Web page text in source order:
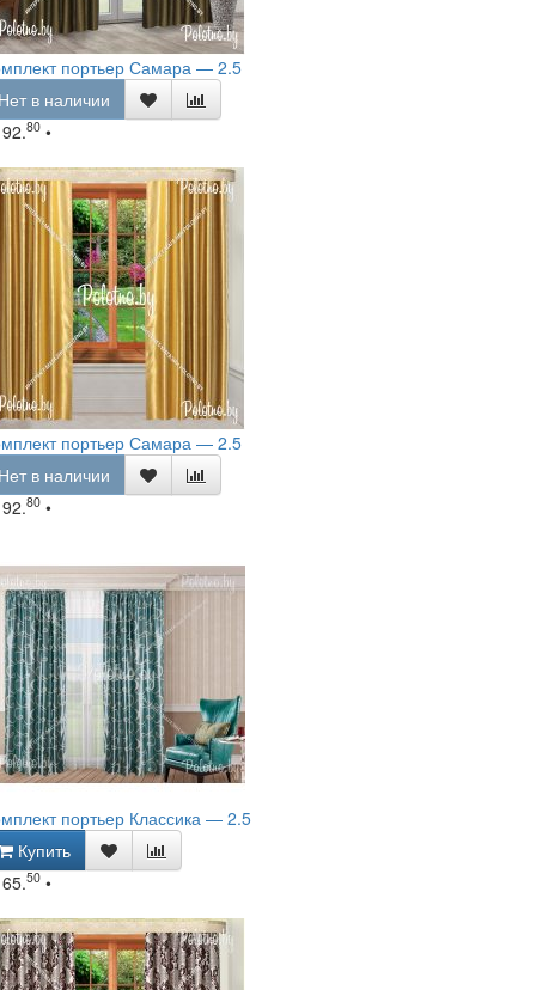
портьер Самара — 2.5
в наличии
80 •
портьер Самара — 2.5
в наличии
80 •
портьер Классика — 2.5
Купить
50 •